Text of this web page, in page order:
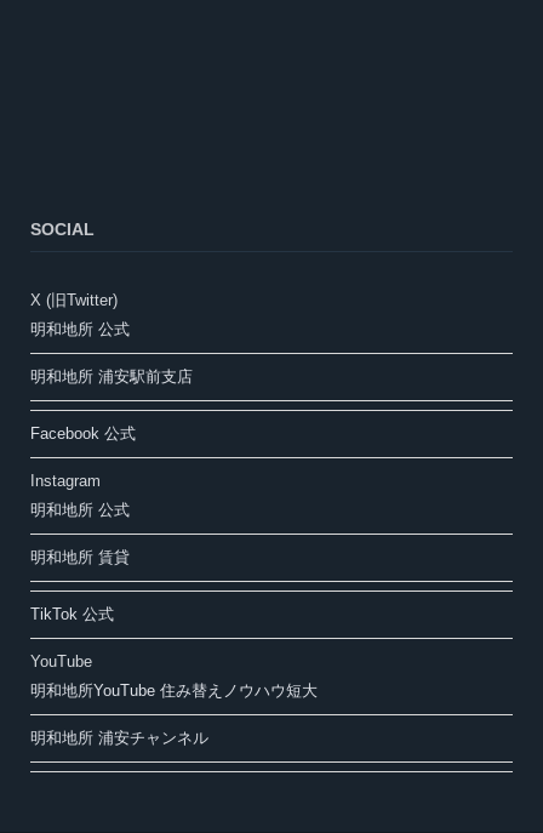
SOCIAL
X (旧Twitter)
明和地所 公式
明和地所 浦安駅前支店
Facebook 公式
Instagram
明和地所 公式
明和地所 賃貸
TikTok 公式
YouTube
明和地所YouTube 住み替えノウハウ短大
明和地所 浦安チャンネル